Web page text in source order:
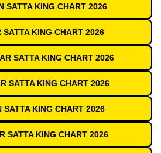
SATTA KING CHART 2026
SATTA KING CHART 2026
SATTA KING CHART 2026
SATTA KING CHART 2026
SATTA KING CHART 2026
SATTA KING CHART 2026